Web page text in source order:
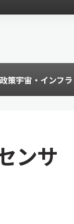
策宇宙・インフラ
ンサ